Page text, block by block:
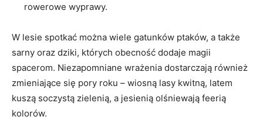
rowerowe wyprawy.
W lesie spotkać można wiele gatunków ptaków, a także
sarny oraz dziki, których obecność dodaje magii
spacerom. Niezapomniane wrażenia dostarczają również
zmieniające się pory roku – wiosną lasy kwitną, latem
kuszą soczystą zielenią, a jesienią olśniewają feerią
kolorów.